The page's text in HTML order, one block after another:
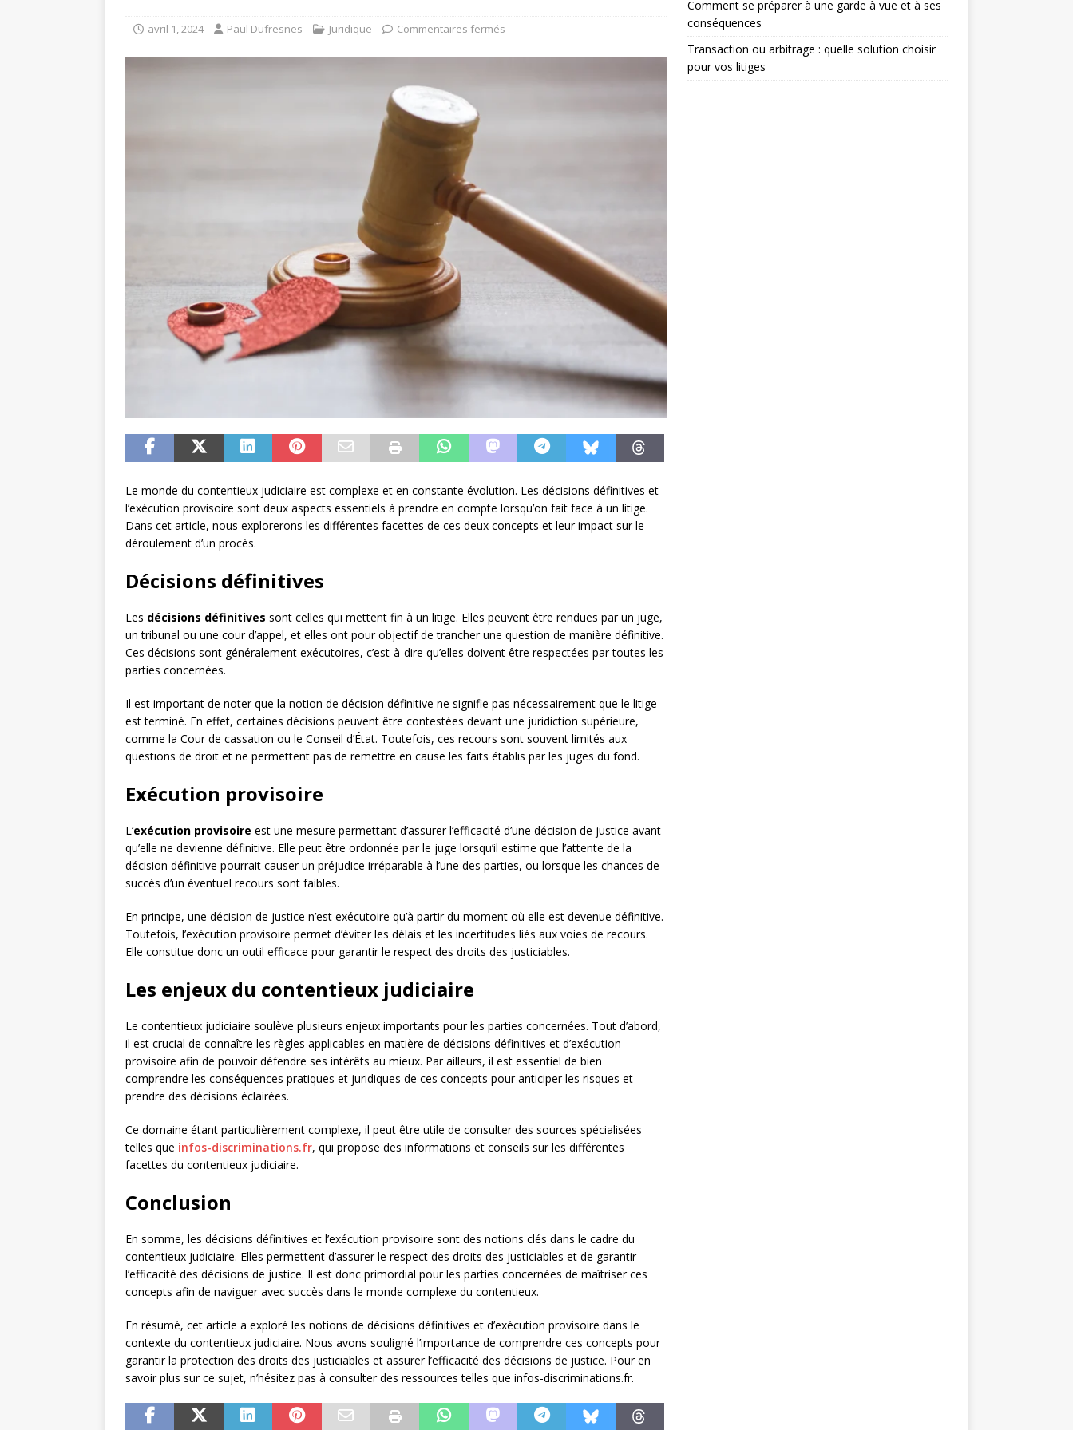
avril 1, 2024 Paul Dufresnes Juridique Commentaires fermés
Le monde du contentieux judiciaire est complexe et en constante évolution. Les décisions définitives et
l’exécution provisoire sont deux aspects essentiels à prendre en compte lorsqu’on fait face à un litige.
Dans cet article, nous explorerons les différentes facettes de ces deux concepts et leur impact sur le
déroulement d’un procès.
Décisions définitives
Les décisions définitives sont celles qui mettent fin à un litige. Elles peuvent être rendues par un juge,
un tribunal ou une cour d’appel, et elles ont pour objectif de trancher une question de manière définitive.
Ces décisions sont généralement exécutoires, c’est-à-dire qu’elles doivent être respectées par toutes les
parties concernées.
Il est important de noter que la notion de décision définitive ne signifie pas nécessairement que le litige
est terminé. En effet, certaines décisions peuvent être contestées devant une juridiction supérieure,
comme la Cour de cassation ou le Conseil d’État. Toutefois, ces recours sont souvent limités aux
questions de droit et ne permettent pas de remettre en cause les faits établis par les juges du fond.
Exécution provisoire
L’exécution provisoire est une mesure permettant d’assurer l’efficacité d’une décision de justice avant
qu’elle ne devienne définitive. Elle peut être ordonnée par le juge lorsqu’il estime que l’attente de la
décision définitive pourrait causer un préjudice irréparable à l’une des parties, ou lorsque les chances de
succès d’un éventuel recours sont faibles.
En principe, une décision de justice n’est exécutoire qu’à partir du moment où elle est devenue définitive.
Toutefois, l’exécution provisoire permet d’éviter les délais et les incertitudes liés aux voies de recours.
Elle constitue donc un outil efficace pour garantir le respect des droits des justiciables.
Les enjeux du contentieux judiciaire
Le contentieux judiciaire soulève plusieurs enjeux importants pour les parties concernées. Tout d’abord,
il est crucial de connaître les règles applicables en matière de décisions définitives et d’exécution
provisoire afin de pouvoir défendre ses intérêts au mieux. Par ailleurs, il est essentiel de bien
comprendre les conséquences pratiques et juridiques de ces concepts pour anticiper les risques et
prendre des décisions éclairées.
Ce domaine étant particulièrement complexe, il peut être utile de consulter des sources spécialisées
telles que infos-discriminations.fr, qui propose des informations et conseils sur les différentes
facettes du contentieux judiciaire.
Conclusion
En somme, les décisions définitives et l’exécution provisoire sont des notions clés dans le cadre du
contentieux judiciaire. Elles permettent d’assurer le respect des droits des justiciables et de garantir
l’efficacité des décisions de justice. Il est donc primordial pour les parties concernées de maîtriser ces
concepts afin de naviguer avec succès dans le monde complexe du contentieux.
En résumé, cet article a exploré les notions de décisions définitives et d’exécution provisoire dans le
contexte du contentieux judiciaire. Nous avons souligné l’importance de comprendre ces concepts pour
garantir la protection des droits des justiciables et assurer l’efficacité des décisions de justice. Pour en
savoir plus sur ce sujet, n’hésitez pas à consulter des ressources telles que infos-discriminations.fr.
Comment se préparer à une garde à vue et à ses
conséquences
Transaction ou arbitrage : quelle solution choisir
pour vos litiges